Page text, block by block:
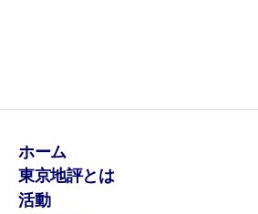
ホーム
東京地評とは
活動